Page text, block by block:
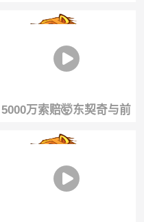
72记三分！😨巅峰汤神的
手感回归？
5000万索赔🤯东契奇与前
未婚妻纠纷再起！后者先
撤诉再起诉